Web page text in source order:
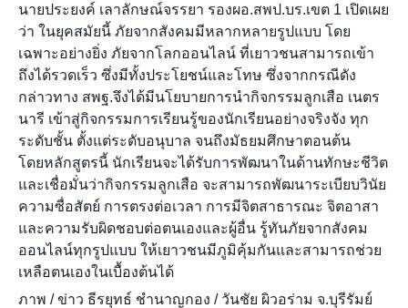
นายประยงค์ เลาลักษณ์จรรยา รองผอ.สพป.บร.เขต 1 เปิดเผย
ว่า ในยุคสมัยนี้ ภัยจากสังคมมีหลากหลายรูปแบบ โดย
เฉพาะอย่างยิ่ง ภัยจากโลกออนไลน์ ที่เยาวชนสามารถเข้า
ถึงได้รวดเร็ว ซึ่งมีทั้งประโยชน์และโทษ ซึ่งจากกรณีดัง
กล่าวทาง สพฐ.จึงได้มีนโยบายการนำกิจกรรมลูกเสือ เนตร
นารี เข้าสู่กิจกรรมการเรียนรู้ของนักเรียนอย่างจริงจัง ทุก
ระดับชั้น ตั้งแต่ระดับอนุบาล จนถึงมัธยมศึกษาตอนต้น
โดยหลักสูตรนี้ นักเรียนจะได้รับการพัฒนาในด้านทักษะชีวิต
และเชื่อมั่นว่ากิจกรรมลูกเสือ จะสามารถพัฒนาระเบียบวินัย
ความซื่อสัตย์ การตรงต่อเวลา การมีจิตสาธารณะ จิตอาสา
และความรับผิดชอบต่อตนเองและผู้อื่น รู้ทันภัยจากสังคม
ออนไลน์ทุกรูปแบบ ให้เยาวชนมีภูมิคุ้มกันและสามารถช่วย
เหลือตนเองในเบื้องต้นได้
ภาพ / ข่าว ธีรยุทธ์ ชำนาญกอง / วันชัย ผิวอร่าม จ.บุรีรัมย์